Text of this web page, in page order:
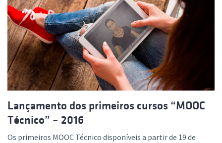
Lançamento dos primeiros cursos “MOOC
Técnico” – 2016
Os primeiros MOOC Técnico disponíveis a partir de 19 de